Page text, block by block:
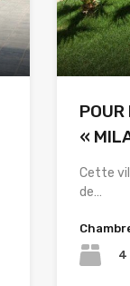
«
Cette
de…
4